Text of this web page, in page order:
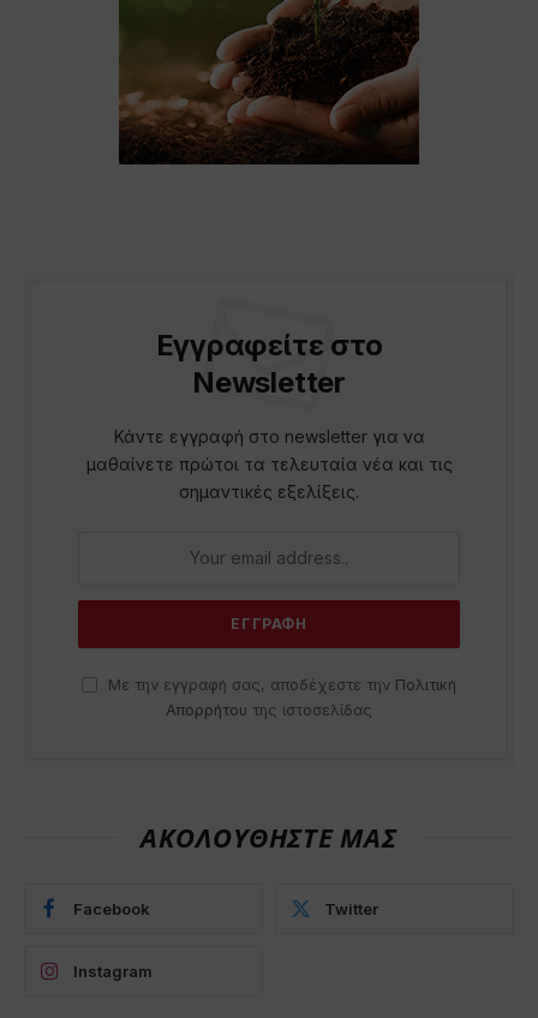
Εγγραφείτε στο
Newsletter
Κάντε εγγραφή στο newsletter για να
μαθαίνετε πρώτοι τα τελευταία νέα και τις
σημαντικές εξελίξεις.
Με την εγγραφή σας, αποδέχεστε την Πολιτική
Απορρήτου της ιστοσελίδας
ΑΚΟΛΟΥΘΗΣΤΕ ΜΑΣ
Facebook Twitter
Instagram